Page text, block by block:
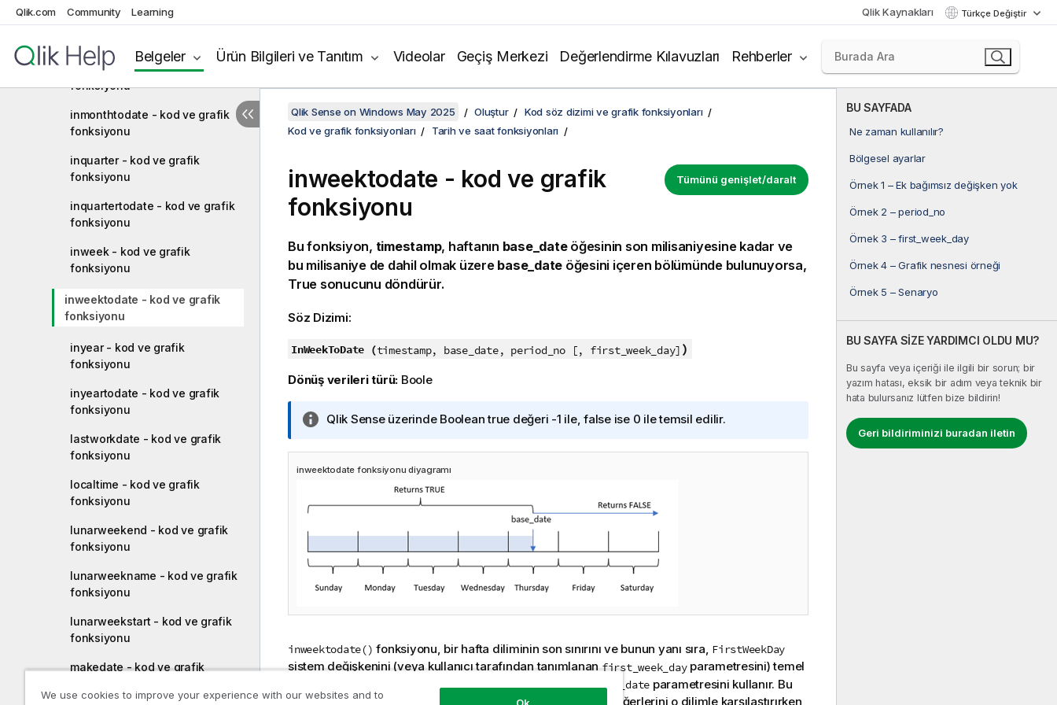
Qlik.com Community Learning Qlik Kaynakları Türkçe Değiştir
Belgeler Ürün Bilgileri ve Tanıtım Videolar Geçiş Merkezi Değerlendirme Kılavuzları Rehberler
inmonths - kod ve grafik
inmonthstodate - kod ve grafik
fonksiyonu
inmonthtodate - kod ve grafik
fonksiyonu
inquarter - kod ve grafik
fonksiyonu
inquartertodate - kod ve grafik
fonksiyonu
inweek - kod ve grafik
fonksiyonu
inweektodate - kod ve grafik
fonksiyonu
inyear - kod ve grafik
fonksiyonu
inyeartodate - kod ve grafik
fonksiyonu
lastworkdate - kod ve grafik
fonksiyonu
localtime - kod ve grafik
fonksiyonu
lunarweekend - kod ve grafik
fonksiyonu
lunarweekname - kod ve grafik
fonksiyonu
lunarweekstart - kod ve grafik
fonksiyonu
makedate - kod ve grafik
BU SAYFADA
Ne zaman kullanılır?
Bölgesel ayarlar
Örnek 1 – Ek bağımsız değişken yok
Örnek 2 – period_no
Örnek 3 – first_week_day
Örnek 4 – Grafik nesnesi örneği
Örnek 5 – Senaryo
BU SAYFA SİZE YARDIMCI OLDU MU?
Bu sayfa veya içeriği ile ilgili bir sorun; bir
yazım hatası, eksik bir adım veya teknik bir
hata bulursanız lütfen bize bildirin!
Geri bildiriminizi buradan iletin
Qlik Sense on Windows May 2025 Oluştur
Kod söz dizimi ve grafik fonksiyonları
Kod ve grafik fonksiyonları
Tarih ve saat fonksiyonları
Tümünü genişlet/daralt
inweektodate - kod ve grafik
fonksiyonu
Bu fonksiyon, timestamp, haftanın base_dateöğesinin son milisaniyesine kadar ve
bu milisaniye de dahil olmak üzere base_date öğesini içeren bölümünde bulunuyorsa,
True sonucunu döndürür.
Söz Dizimi:
InWeekToDate (timestamp, base_date, period_no [, first_week_day] )
Dönüş verileri türü: Boole
B
l
g
n
t
u
Qlik Senseüzerinde Boolean true değeri -1 ile, false ise 0 ile temsil edilir.
inweektodate fonksiyonu diyagramı
inweektodate() fonksiyonu, bir hafta diliminin son sınırını ve bunun yanı sıra, FirstWeekDay
sistem değişkenini (veya kullanıcı tarafından tanımlananfirst_week_dayparametresini) temel
base_date parametresini kullanır. Bu
hafta dilimi tanımlandıktan sonra fonksiyon, önerilen tarih değerlerini o dilimle karşılaştırırken
We use cookies to improve your experience with our websites and to